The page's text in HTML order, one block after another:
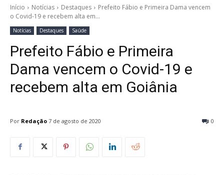
Início Notícias Destaques
Prefeito Fábio e Primeira Dama vencem
o Covid-19 e recebem alta em...
Notícias Destaques Saúde
Prefeito Fábio e Primeira
Dama vencem o Covid-19 e
recebem alta em Goiânia
Por Redação 0
7 de agosto de 2020